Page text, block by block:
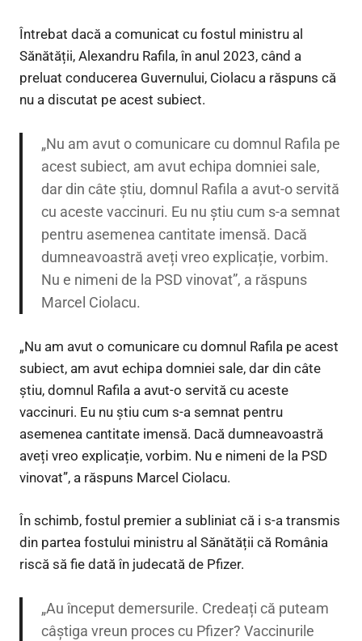
Întrebat dacă a comunicat cu fostul ministru al
Sănătății, Alexandru Rafila, în anul 2023, când a
preluat conducerea Guvernului, Ciolacu a răspuns că
nu a discutat pe acest subiect.
„Nu am avut o comunicare cu domnul Rafila pe
acest subiect, am avut echipa domniei sale,
dar din câte știu, domnul Rafila a avut-o servită
cu aceste vaccinuri. Eu nu știu cum s-a semnat
pentru asemenea cantitate imensă. Dacă
dumneavoastră aveți vreo explicație, vorbim.
Nu e nimeni de la PSD vinovat”, a răspuns
Marcel Ciolacu.
„Nu am avut o comunicare cu domnul Rafila pe acest
subiect, am avut echipa domniei sale, dar din câte
știu, domnul Rafila a avut-o servită cu aceste
vaccinuri. Eu nu știu cum s-a semnat pentru
asemenea cantitate imensă. Dacă dumneavoastră
aveți vreo explicație, vorbim. Nu e nimeni de la PSD
vinovat”, a răspuns Marcel Ciolacu.
În schimb, fostul premier a subliniat că i s-a transmis
din partea fostului ministru al Sănătății că România
riscă să fie dată în judecată de Pfizer.
„Au început demersurile. Credeați că puteam
câștiga vreun proces cu Pfizer? Vaccinurile